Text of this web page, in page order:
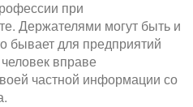
при
Держателями могут быть и
бывает для предприятий
вправе
частной информации со